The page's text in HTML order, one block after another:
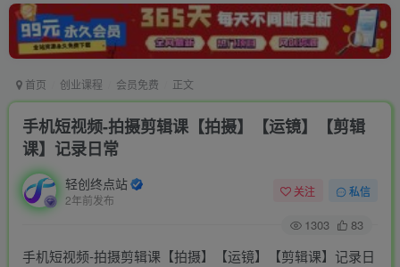
首页 创业课程 会员免费 正文
手机短视频-拍摄剪辑课【拍摄】【运镜】【剪辑
课】记录日常
轻创终点站
2年前发布
关注 私信
1303 83
手机短视频-拍摄剪辑课【拍摄】【运镜】【剪辑课】记录日